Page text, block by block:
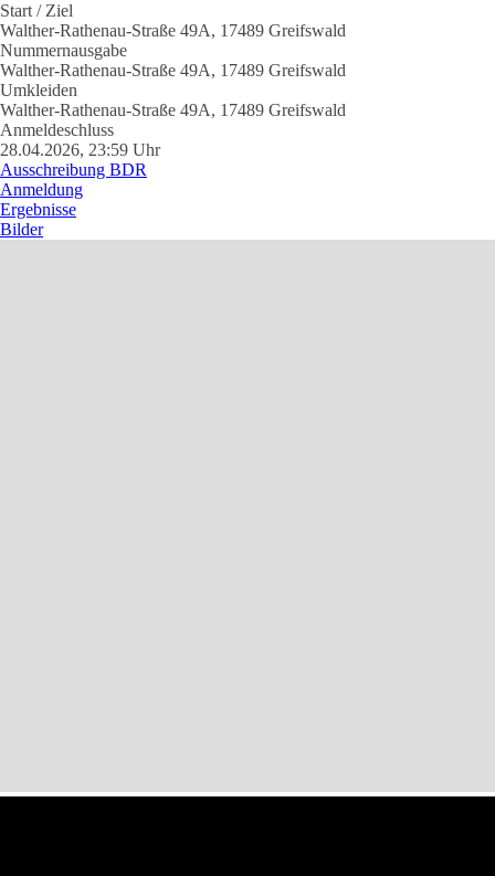
Start / Ziel
Walther-Rathenau-Straße 49A, 17489 Greifswald
Nummernausgabe
Walther-Rathenau-Straße 49A, 17489 Greifswald
Umkleiden
Walther-Rathenau-Straße 49A, 17489 Greifswald
Anmeldeschluss
28.04.2026, 23:59 Uhr
Ausschreibung BDR
Anmeldung
Ergebnisse
Bilder